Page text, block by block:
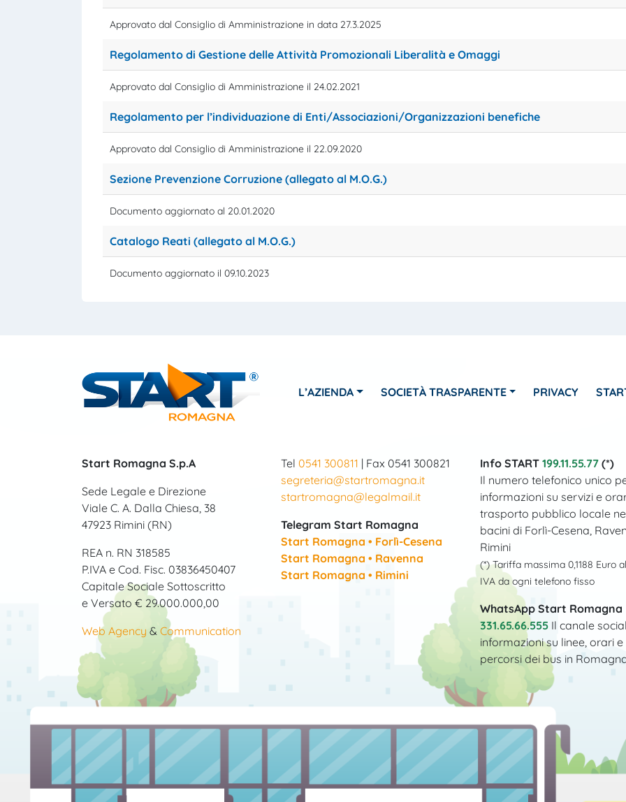
Approvato dal Consiglio di Amministrazione in data 27.3.2025
Regolamento di Gestione delle Attività Promozionali Liberalità e Omaggi
Approvato dal Consiglio di Amministrazione il 24.02.2021
Regolamento per l’individuazione di Enti/Associazioni/Organizzazioni benefiche
Approvato dal Consiglio di Amministrazione il 22.09.2020
Sezione Prevenzione Corruzione (allegato al M.O.G.)
Documento aggiornato al 20.01.2020
Catalogo Reati (allegato al M.O.G.)
Documento aggiornato il 09.10.2023
L’AZIENDA SOCIETÀ TRASPARENTE PRIVACY
Start Romagna S.p.A
Sede Legale e Direzione
Viale C. A. Dalla Chiesa, 38
47923 Rimini (RN)
REA n. RN 318585
P.IVA e Cod. Fisc. 03836450407
Capitale Sociale Sottoscritto
e Versato € 29.000.000,00
Web Agency & Communication
Tel 0541 300811 | Fax 0541 300821
segreteria@startromagna.it
startromagna@legalmail.it
Telegram Start Romagna
Start Romagna • Forlì-Cesena
Start Romagna • Ravenna
Start Romagna • Rimini
Info START 199.11.55.77 (*)
Il numero telefonico unico
informazioni su servizi e
trasporto pubblico locale
bacini di Forlì-Cesena,
Rimini
(*) Tariffa massima 0,1188 Euro
IVA da ogni telefono fisso
WhatsApp Start Romagna
331.65.66.555 Il canale
informazioni su linee, orari e
percorsi dei bus in